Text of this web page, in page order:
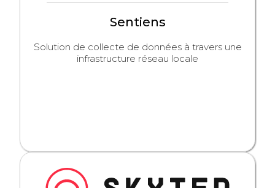
Sentiens
Solution de collecte de données à travers une
infrastructure réseau locale